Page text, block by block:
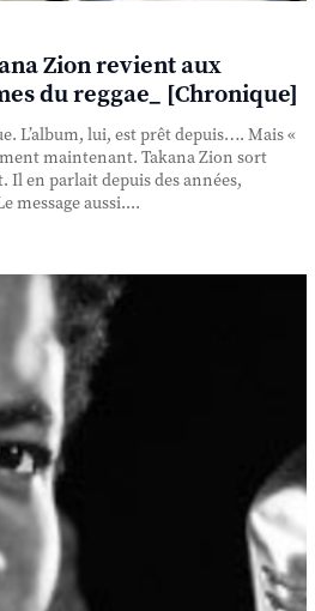
Zion revient aux
du reggae_ [Chronique]
L’album, lui, est prêt depuis…. Mais «
maintenant. Takana Zion sort
Il en parlait depuis des années,
message aussi....